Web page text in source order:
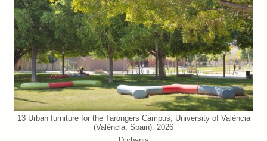
13 Urban furniture for the Tarongers Campus, University of València
(València, Spain). 2026